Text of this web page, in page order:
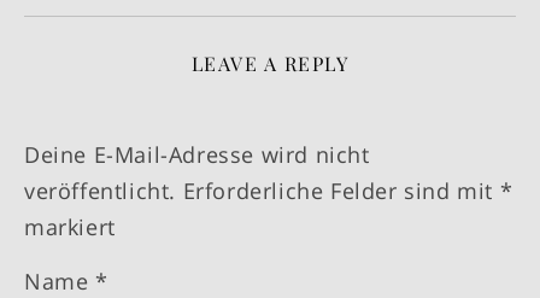
LEAVE A REPLY
Deine E-Mail-Adresse wird nicht
veröffentlicht. Erforderliche Felder sind mit *
markiert
Name *